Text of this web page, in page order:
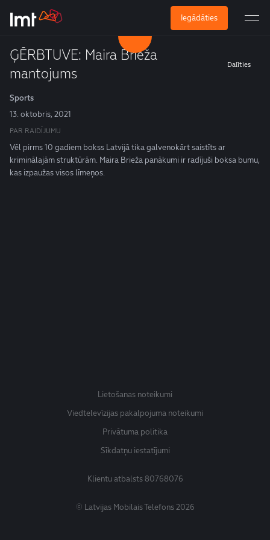
Iegādāties
ĢĒRBTUVE: Maira Brieža
mantojums
Dalīties
Sports
13. oktobris, 2021
PAR RAIDĪJUMU
Vēl pirms 10 gadiem bokss Latvijā tika galvenokārt saistīts ar
kriminālajām struktūrām. Maira Brieža panākumi ir radījuši boksa bumu,
kas izpaužas visos līmeņos.
Lietošanas noteikumi
Viedtelevīzijas pakalpojuma noteikumi
Privātuma politika
Sīkdatņu iestatījumi
Klientu atbalsts80768076
© Latvijas Mobilais Telefons 2026